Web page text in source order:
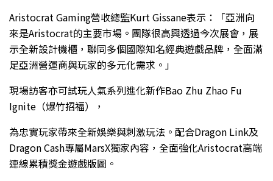
Aristocrat Gaming營收總監Kurt Gissane表示：「亞洲向
來是Aristocrat的主要市場。團隊很高興透過今次展會，展
示全新設計機櫃，聯同多個國際知名經典遊戲品牌，全面滿
足亞洲營運商與玩家的多元化需求。」
現場訪客亦可試玩人氣系列進化新作Bao Zhu Zhao Fu
Ignite（爆竹招福），
為忠實玩家帶來全新娛樂與刺激玩法。配合Dragon Link及
Dragon Cash專屬MarsX獨家內容，全面強化Aristocrat高端
連線累積獎金遊戲版圖。